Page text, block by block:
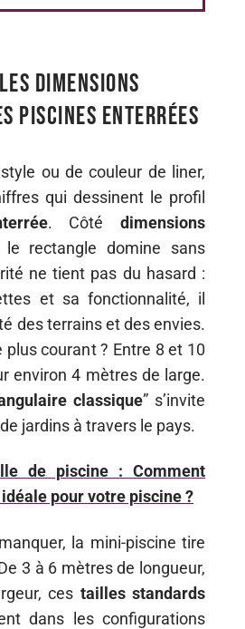
dimensions
piscines enterrées
ou de couleur de liner,
qui dessinent le profil
. Côté dimensions
le rectangle domine sans
ne tient pas du hasard :
et sa fonctionnalité, il
des terrains et des envies.
courant ? Entre 8 et 10
environ 4 mètres de large.
classique” s’invite
jardins à travers le pays.
de piscine : Comment
pour votre piscine ?
la mini-piscine tire
3 à 6 mètres de longueur,
ces tailles standards
dans les configurations